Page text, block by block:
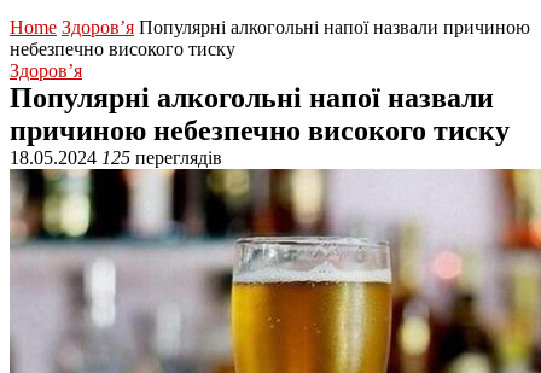
Home Здоров’я Популярні алкогольні напої назвали причиною
небезпечно високого тиску
Здоров’я
Популярні алкогольні напої назвали
причиною небезпечно високого тиску
18.05.2024 125 переглядів